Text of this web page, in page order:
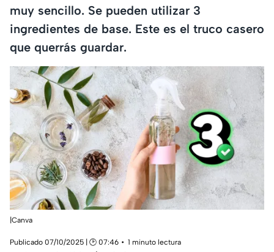
muy sencillo. Se pueden utilizar 3
ingredientes de base. Este es el truco casero
que querrás guardar.
|Canva
Publicado 07/10/2025 | 🕑 07:46
1 minuto lectura